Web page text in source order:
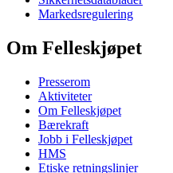
Markedsregulering
Om Felleskjøpet
Presserom
Aktiviteter
Om Felleskjøpet
Bærekraft
Jobb i Felleskjøpet
HMS
Etiske retningslinjer